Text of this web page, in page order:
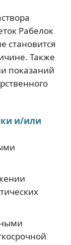
Рабелок
становится
Также
показаний
и/или